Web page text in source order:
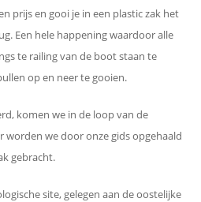
prijs en gooi je in een plastic zak het
Een hele happening waardoor alle
te railing van de boot staan te
op en neer te gooien.
komen we in de loop van de
worden we door onze gids opgehaald
gebracht.
site, gelegen aan de oostelijke